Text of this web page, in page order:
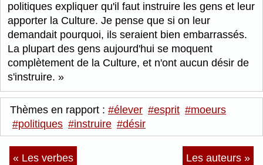
politiques expliquer qu'il faut instruire les gens et leur
apporter la Culture. Je pense que si on leur
demandait pourquoi, ils seraient bien embarrassés.
La plupart des gens aujourd'hui se moquent
complètement de la Culture, et n'ont aucun désir de
s'instruire.
Thèmes en rapport : #élever #esprit #moeurs
#politiques #instruire #désir
« Les verbes Les auteurs »